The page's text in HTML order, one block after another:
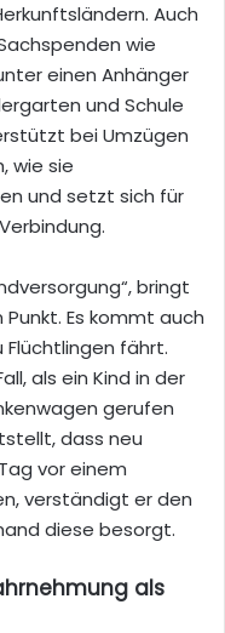
. Auch
wie
einen Anhänger
und Schule
bei Umzügen
wie sie
und setzt sich für
bringt
Es kommt auch
Flüchtlingen fährt.
als ein Kind in der
gerufen
dass neu
vor einem
, verständigt er den
diese besorgt.
als